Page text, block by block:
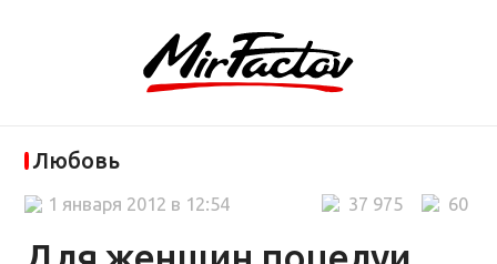
Любовь
60
37 975
1 января 2012 в 12:54